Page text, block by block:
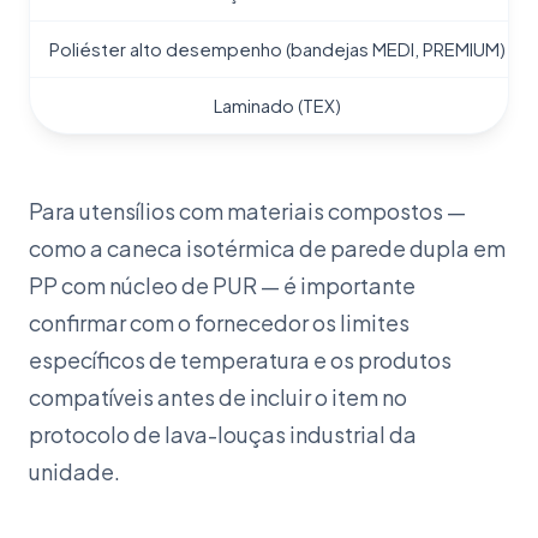
Poliéster alto desempenho (bandejas MEDI, PREMIUM)
Laminado (TEX)
Para utensílios com materiais compostos —
como a caneca isotérmica de parede dupla em
PP com núcleo de PUR — é importante
confirmar com o fornecedor os limites
específicos de temperatura e os produtos
compatíveis antes de incluir o item no
protocolo de lava-louças industrial da
unidade.